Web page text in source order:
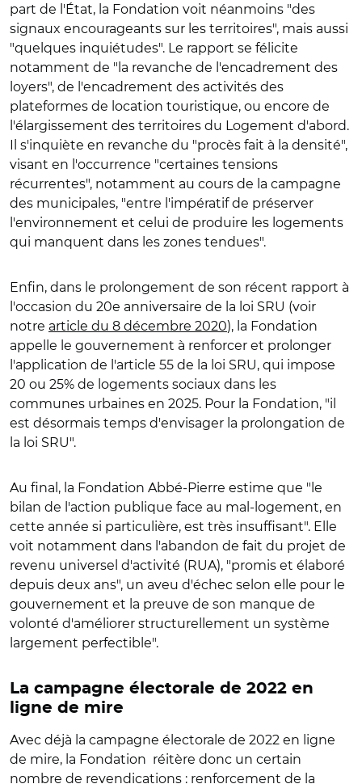
part de l'État, la Fondation voit néanmoins "des
signaux encourageants sur les territoires", mais aussi
"quelques inquiétudes". Le rapport se félicite
notamment de "la revanche de l'encadrement des
loyers", de l'encadrement des activités des
plateformes de location touristique, ou encore de
l'élargissement des territoires du Logement d'abord.
Il s'inquiète en revanche du "procès fait à la densité",
visant en l'occurrence "certaines tensions
récurrentes", notamment au cours de la campagne
des municipales, "entre l'impératif de préserver
l'environnement et celui de produire les logements
qui manquent dans les zones tendues".
Enfin, dans le prolongement de son récent rapport à
l'occasion du 20e anniversaire de la loi SRU (voir
notre article du 8 décembre 2020), la Fondation
appelle le gouvernement à renforcer et prolonger
l'application de l'article 55 de la loi SRU, qui impose
20 ou 25% de logements sociaux dans les
communes urbaines en 2025. Pour la Fondation, "il
est désormais temps d'envisager la prolongation de
la loi SRU".
Au final, la Fondation Abbé-Pierre estime que "le
bilan de l'action publique face au mal-logement, en
cette année si particulière, est très insuffisant". Elle
voit notamment dans l'abandon de fait du projet de
revenu universel d'activité (RUA), "promis et élaboré
depuis deux ans", un aveu d'échec selon elle pour le
gouvernement et la preuve de son manque de
volonté d'améliorer structurellement un système
largement perfectible".
La campagne électorale de 2022 en
ligne de mire
Avec déjà la campagne électorale de 2022 en ligne
de mire, la Fondation réitère donc un certain
nombre de revendications : renforcement de la